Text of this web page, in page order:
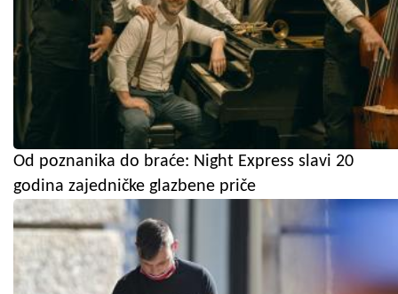
Od poznanika do braće: Night Express slavi 20
godina zajedničke glazbene priče